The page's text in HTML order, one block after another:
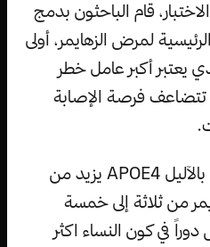
قام الباحثون بدمج
لمرض الزهايمر، أولى
يعتبر أكبر عامل خطر
فبعد سن الـ 65، تتضاعف فرصة الإصابة
إن المتغير الوراثي المسمى بالآليل APOE4 يزيد من
من ثلاثة إلى خمسة
في كون النساء اكثر